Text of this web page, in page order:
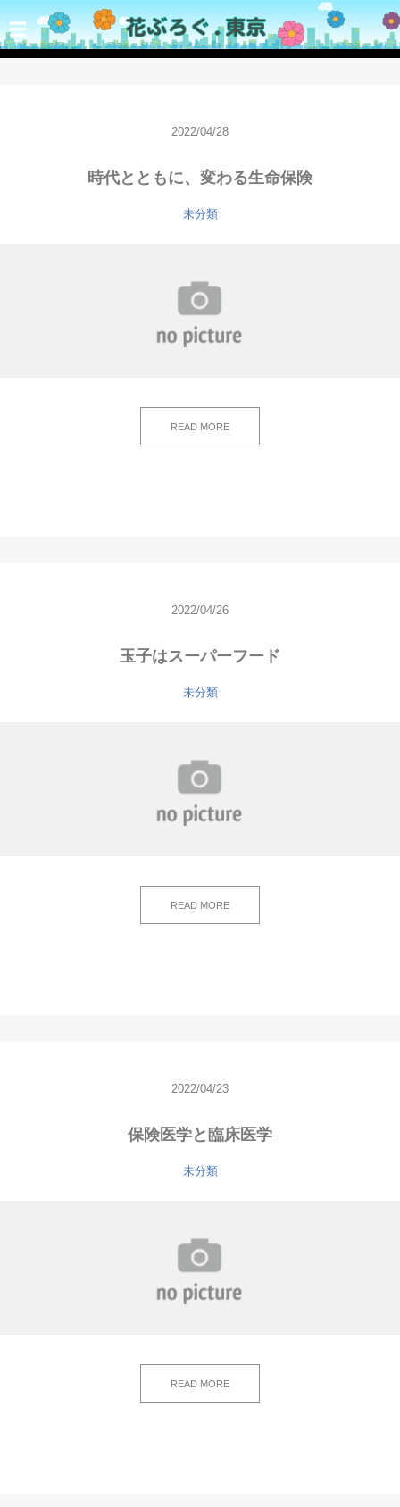
☰
2022/04/28
時代とともに、変わる生命保険
未分類
READ MORE
2022/04/26
玉子はスーパーフード
未分類
READ MORE
2022/04/23
保険医学と臨床医学
未分類
READ MORE